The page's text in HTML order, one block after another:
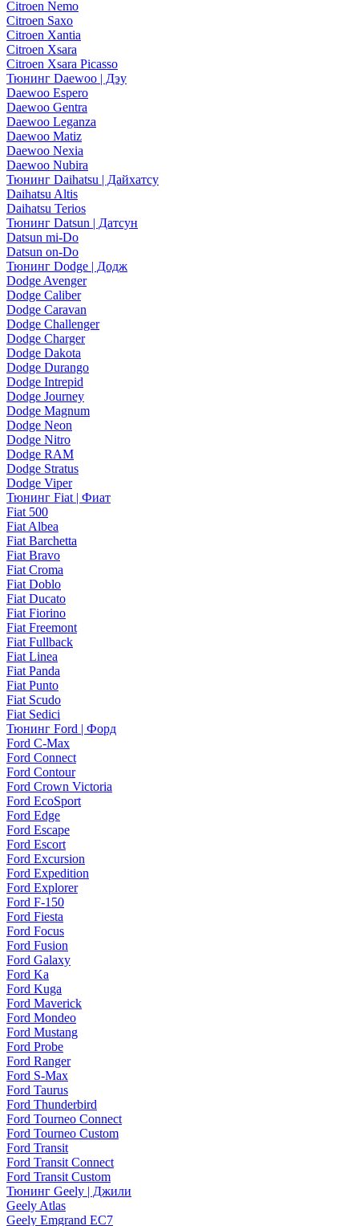
Citroen Nemo
Citroen Saxo
Citroen Xantia
Citroen Xsara
Citroen Xsara Picasso
Тюнинг Daewoo | Дэу
Daewoo Espero
Daewoo Gentra
Daewoo Leganza
Daewoo Matiz
Daewoo Nexia
Daewoo Nubira
Тюнинг Daihatsu | Дайхатсу
Daihatsu Altis
Daihatsu Terios
Тюнинг Datsun | Датсун
Datsun mi-Do
Datsun on-Do
Тюнинг Dodge | Додж
Dodge Avenger
Dodge Caliber
Dodge Caravan
Dodge Challenger
Dodge Charger
Dodge Dakota
Dodge Durango
Dodge Intrepid
Dodge Journey
Dodge Magnum
Dodge Neon
Dodge Nitro
Dodge RAM
Dodge Stratus
Dodge Viper
Тюнинг Fiat | Фиат
Fiat 500
Fiat Albea
Fiat Barchetta
Fiat Bravo
Fiat Croma
Fiat Doblo
Fiat Ducato
Fiat Fiorino
Fiat Freemont
Fiat Fullback
Fiat Linea
Fiat Panda
Fiat Punto
Fiat Scudo
Fiat Sedici
Тюнинг Ford | Форд
Ford C-Max
Ford Connect
Ford Contour
Ford Crown Victoria
Ford EcoSport
Ford Edge
Ford Escape
Ford Escort
Ford Excursion
Ford Expedition
Ford Explorer
Ford F-150
Ford Fiesta
Ford Focus
Ford Fusion
Ford Galaxy
Ford Ka
Ford Kuga
Ford Maverick
Ford Mondeo
Ford Mustang
Ford Probe
Ford Ranger
Ford S-Max
Ford Taurus
Ford Thunderbird
Ford Tourneo Connect
Ford Tourneo Custom
Ford Transit
Ford Transit Connect
Ford Transit Custom
Тюнинг Geely | Джили
Geely Atlas
Geely Emgrand EC7